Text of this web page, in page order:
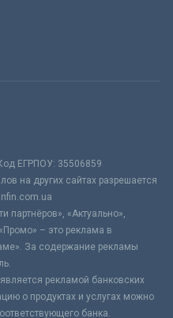
ЕГРПОУ: 35506859
на других сайтах разрешается
партнёров», «Актуально»,
– это реклама в
За содержание рекламы
рекламой банковских
о продуктах и услугах можно
банка.